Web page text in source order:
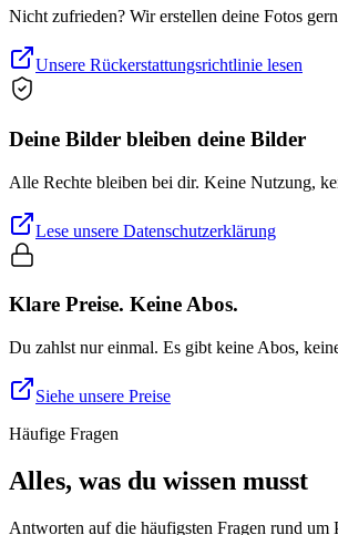
Nicht zufrieden? Wir erstellen deine Fotos
Unsere Rückerstattungsrichtlinie lesen
Deine Bilder bleiben deine Bilder
Alle Rechte bleiben bei dir. Keine Nutzung,
Lese unsere Datenschutzerklärung
Klare Preise. Keine Abos.
Du zahlst nur einmal. Es gibt keine Abos,
Siehe unsere Preise
Häufige Fragen
Alles, was du wissen musst
Antworten auf die häufigsten Fragen rund um